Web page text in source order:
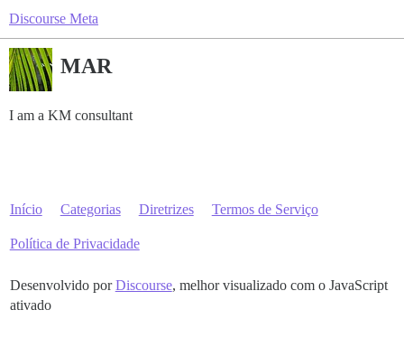
Discourse Meta
MAR
I am a KM consultant
Início Categorias Diretrizes Termos de Serviço
Política de Privacidade
Desenvolvido porDiscourse, melhor visualizado com o JavaScript
ativado